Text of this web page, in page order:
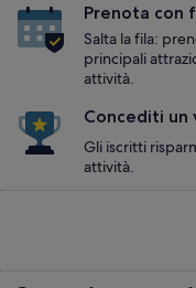
Prenota con
Salta la fila:
principali
attività.
Concediti un
Gli iscritti
attività.